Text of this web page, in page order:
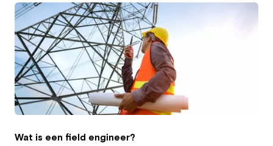
Over ons
Team
NL
Wat is een field engineer?